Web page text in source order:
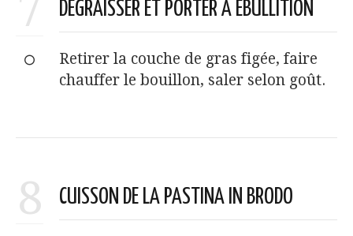
7 DÉGRAISSER ET PORTER À ÉBULLITION
Retirer la couche de gras figée, faire
chauffer le bouillon, saler selon goût.
8 CUISSON DE LA PASTINA IN BRODO